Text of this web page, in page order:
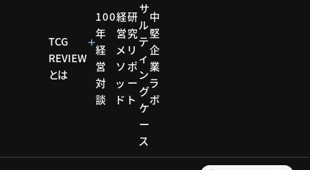
TCG
REVIEW
とは
100
年
経
営
対
談
経
営
メ
ソ
ッ
ド
研
究
リ
ポ
ー
ト
サ
ル
テ
ィ
ン
グ
ケ
ー
ス
中
堅
企
業
ラ
ボ
経営メソッドシン・ローカライゼーション
経営メソッド
シン・ロ
イゼー